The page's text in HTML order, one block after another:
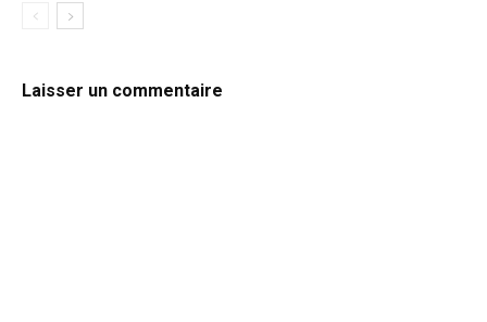
Laisser un commentaire